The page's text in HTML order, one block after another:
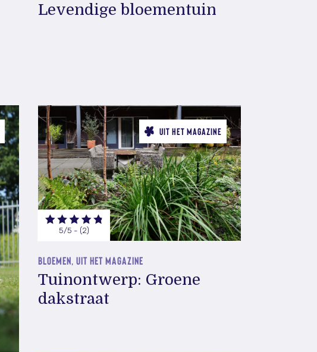
Levendige bloementuin
UIT HET MAGAZINE
5/5 - (2)
BLOEMEN, UIT HET MAGAZINE
Tuinontwerp: Groene
dakstraat